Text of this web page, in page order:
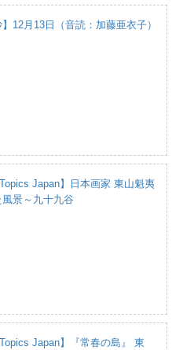
】12月13日（音読：加藤亜衣子）
Topics Japan】日本画家 東山魁夷
景～九十九谷
Topics Japan】『常春の島』 東